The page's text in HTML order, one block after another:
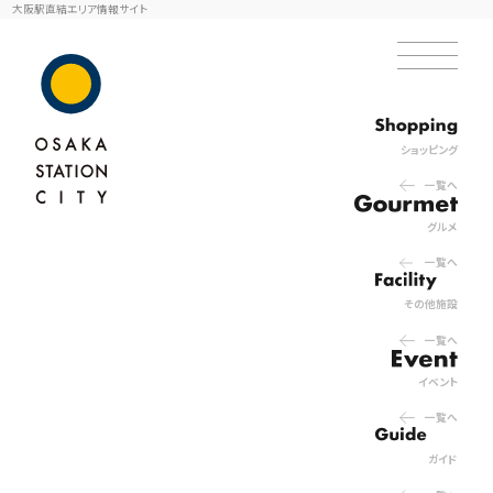
大阪駅直結エリア情報サイト
ショッピング
一覧へ
グルメ
一覧へ
その他施設
一覧へ
イベント
一覧へ
ガイド